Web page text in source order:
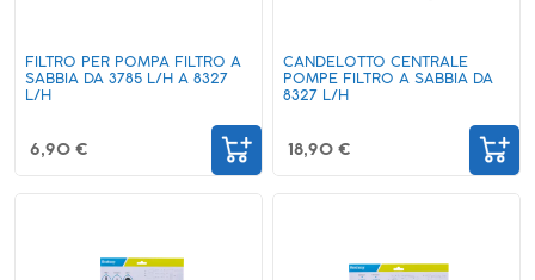
FILTRO PER POMPA FILTRO A
SABBIA DA 3785 L/H A 8327
L/H
6,90 €
CANDELOTTO CENTRALE
POMPE FILTRO A SABBIA DA
8327 L/H
18,90 €